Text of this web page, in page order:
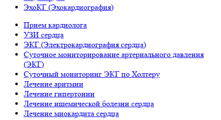
ЭхоКГ (Эхокардиография)
Прием кардиолога
УЗИ сердца
ЭКГ (Электрокардиография сердца)
Суточное мониторирование артериального давления
(ЭКГ)
Суточный мониторинг ЭКГ по Холтеру
Лечение аритмии
Лечение гипертонии
Лечение ишемической болезни сердца
Лечение миокардита сердца